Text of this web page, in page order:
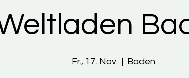
Fr., 17. Nov.
  |
Baden